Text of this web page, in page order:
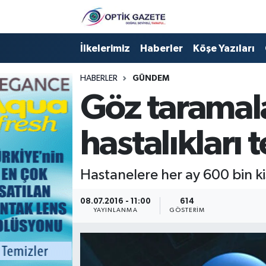
İlkelerimiz Haberler Köşe Yazıları
HABERLER GÜNDEM
Göz
hastalıkları
Hastanelere her ay 600 bin
08.07.2016 - 11:00
YAYINLANMA
614
GÖSTERIM
Nöbetçi Eczaneler
Hava Durumu
İstanbul Namaz Vakitleri
Trafik Durumu
Süper Lig Puan Durumu ve Fikstür
Tüm Manşetler
Son Dakika Haberleri
Haber Arşivi